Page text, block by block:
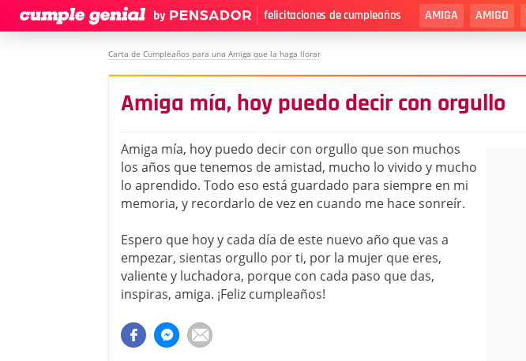
felicitaciones de cumpleaños AMIGA AMIGO
Carta de Cumpleaños para una Amiga que la haga llorar
Amiga mía, hoy puedo decir con orgullo
Amiga mía, hoy puedo decir con orgullo que son muchos
los años que tenemos de amistad, mucho lo vivido y mucho
lo aprendido. Todo eso está guardado para siempre en mi
memoria, y recordarlo de vez en cuando me hace sonreír.
Espero que hoy y cada día de este nuevo año que vas a
empezar, sientas orgullo por ti, por la mujer que eres,
valiente y luchadora, porque con cada paso que das,
inspiras, amiga. ¡Feliz cumpleaños!